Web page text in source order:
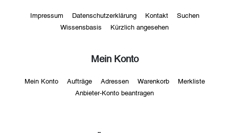
Impressum Datenschutzerklärung Kontakt Suchen
Wissensbasis Kürzlich angesehen
Mein Konto
Mein Konto Aufträge Adressen Warenkorb Merkliste
Anbieter-Konto beantragen